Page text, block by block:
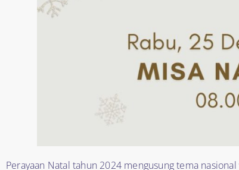
Perayaan Natal tahun 2024 mengusung tema